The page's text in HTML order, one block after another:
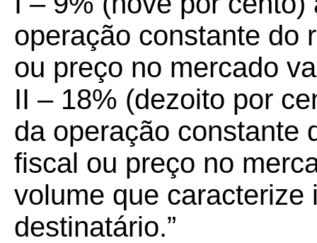
operação constante do
ou preço no mercado
II – 18% (dezoito por
da operação constante
fiscal ou preço no
volume que caracterize
destinatário.”